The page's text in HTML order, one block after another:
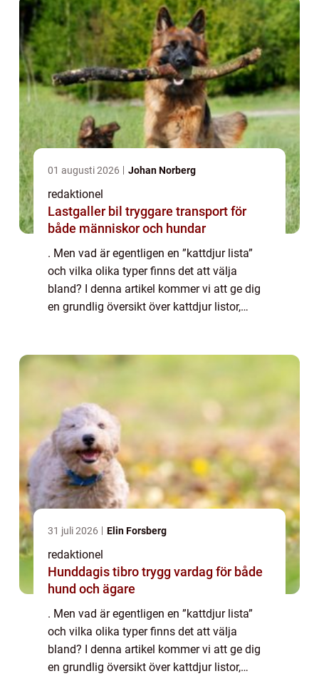
01 augusti 2026 Johan Norberg
redaktionel
Lastgaller bil tryggare transport för
både människor och hundar
. Men vad är egentligen en ”kattdjur lista”
och vilka olika typer finns det att välja
bland? I denna artikel kommer vi att ge dig
en grundlig översikt över kattdjur listor,
31 juli 2026 Elin Forsberg
redaktionel
Hunddagis tibro trygg vardag för både
hund och ägare
. Men vad är egentligen en ”kattdjur lista”
och vilka olika typer finns det att välja
bland? I denna artikel kommer vi att ge dig
en grundlig översikt över kattdjur listor,